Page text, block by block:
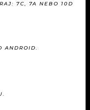
7C, 7A NEBO 10D
ANDROID.